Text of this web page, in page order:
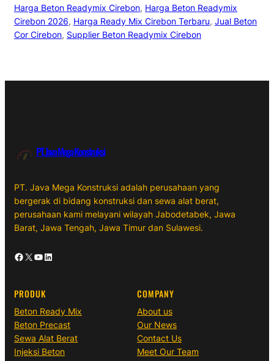
Harga Beton Readymix Cirebon Harga Beton Readymix
Cirebon 2026 Harga Ready Mix Cirebon Terbaru Jual Beton
Cor Cirebon Supplier Beton Readymix Cirebon
PT. Java Mega Konstruksi
PT. Java Mega Konstruksi adalah perusahaan yang
bergerak di bidang konstruksi dan sewa alat berat,
perusahaan kami melayani wilayah Jabodetabek, Jawa
Barat, Jawa Tengah, Jawa Timur dan Sulawesi.
Facebook X YouTube LinkedIn
PRODUK
Beton Ready Mix
Beton Precast
Sewa Alat Berat
Injeksi Beton
COMPANY
About us
Our News
Contact Us
Meet Our Team